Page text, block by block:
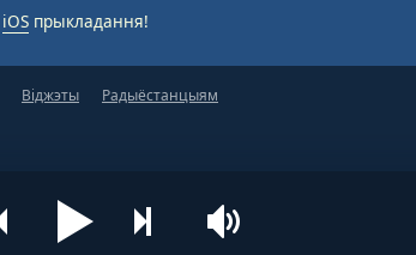
iOS прыкладання!
Віджэты Радыёстанцыям